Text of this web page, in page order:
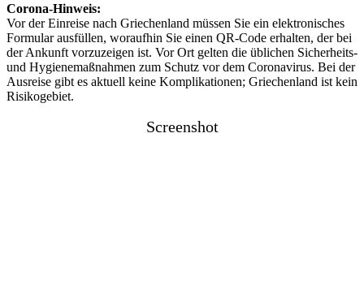
Corona-Hinweis:
Vor der Einreise nach Griechenland müssen Sie ein elektronisches
Formular ausfüllen, woraufhin Sie einen QR-Code erhalten, der bei
der Ankunft vorzuzeigen ist. Vor Ort gelten die üblichen Sicherheits-
und Hygienemaßnahmen zum Schutz vor dem Coronavirus. Bei der
Ausreise gibt es aktuell keine Komplikationen; Griechenland ist kein
Risikogebiet.
Screenshot